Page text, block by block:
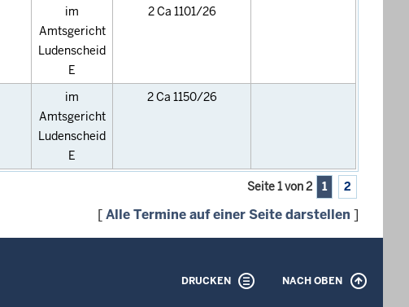
im
Amtsgericht
Ludenscheid
E
2 Ca 1101/26
im
Amtsgericht
Ludenscheid
E
2 Ca 1150/26
Seite 1 von 2 1 2
[Alle Termine auf einer Seite darstellen ]
DRUCKEN NACH OBEN